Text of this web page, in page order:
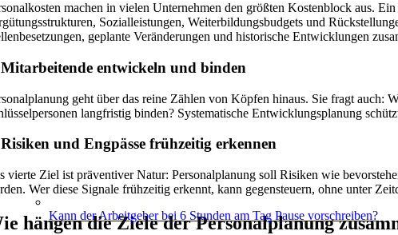
Kann der Arbeitgeber bei 6 Stunden am Tag Pause vorschreiben?
machen in vielen Unternehmen den größten Kostenblock aus.
Sozialleistungen, Weiterbildungsbudgets und
geplante Veränderungen und historische Entwicklungen
entwickeln und binden
geht über das reine Zählen von Köpfen hinaus. Sie fragt
langfristig binden? Systematische Entwicklungsplanung
und Engpässe frühzeitig erkennen
vierte Ziel ist präventiver Natur: Personalplanung soll Risiken wie
Wer diese Signale frühzeitig erkennt, kann gegensteuern, ohne unter
hängen die Ziele der Personalplanung